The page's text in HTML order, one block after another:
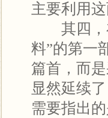
主要利用
其四，在
料”的第一
篇首，而
显然延续
需要指出